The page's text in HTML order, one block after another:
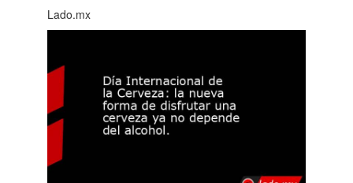
Lado.mx